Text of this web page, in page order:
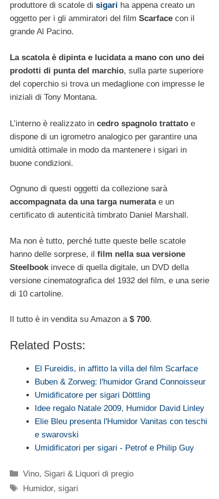
produttore di scatole di sigari ha appena creato un
oggetto per i gli ammiratori del film Scarface con il
grande Al Pacino.
La scatola è dipinta e lucidata a mano con uno dei
prodotti di punta del marchio, sulla parte superiore
del coperchio si trova un medaglione con impresse le
iniziali di Tony Montana.
L’interno è realizzato in cedro spagnolo trattato e
dispone di un igrometro analogico per garantire una
umidità ottimale in modo da mantenere i sigari in
buone condizioni.
Ognuno di questi oggetti da collezione sarà
accompagnata da una targa numeratae un
certificato di autenticità timbrato Daniel Marshall.
Ma non è tutto, perché tutte queste belle scatole
hanno delle sorprese, il film nella sua versione
Steelbook invece di quella digitale, un DVD della
versione cinematografica del 1932 del film, e una serie
di 10 cartoline.
Il tutto è in vendita su Amazon a $ 700.
Related Posts:
El Fureidis, in affitto la villa del film Scarface
Buben & Zorweg: l'humidor Grand Connoisseur
Umidificatore per sigari Döttling
Idee regalo Natale 2009, Humidor David Linley
Elie Bleu presenta l'Humidor Vanitas con teschi
e swarovski
Umidificatori per sigari - Petrof e Philip Guy
Categorie
Vino, Sigari & Liquori di pregio
Tag
Humidor,sigari